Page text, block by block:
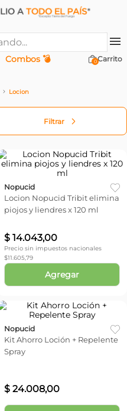
Combos 💣 0
Locion
Filtrar
Nopucid
Locion Nopucid Tribit elimina
piojos y liendres x 120 ml
$ 14.043,00
Precio sin impuestos nacionales
$11.605,79
Agregar
Nopucid
Kit Ahorro Loción + Repelente
Spray
$ 24.008,00